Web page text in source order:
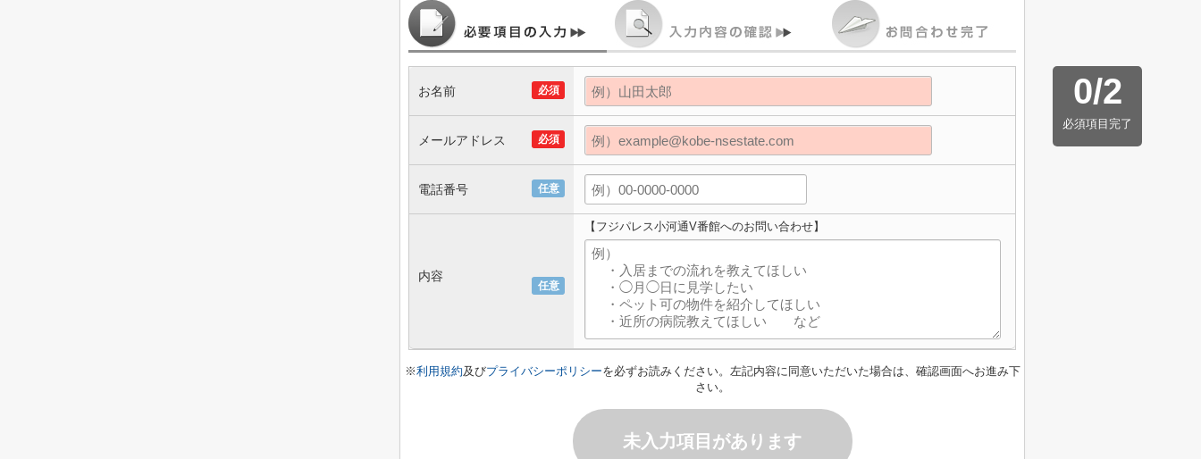
0/2
必須項目完了
必須
お名前
必須
メールアドレス
任意
電話番号
任意
内容
【フジパレス小河通V番館へのお問い合わせ】
※利用規約及びプライバシーポリシーを必ずお読みください。左記内容に同意いただいた場合は、確認画面へお進み下
さい。
未入力項目があります